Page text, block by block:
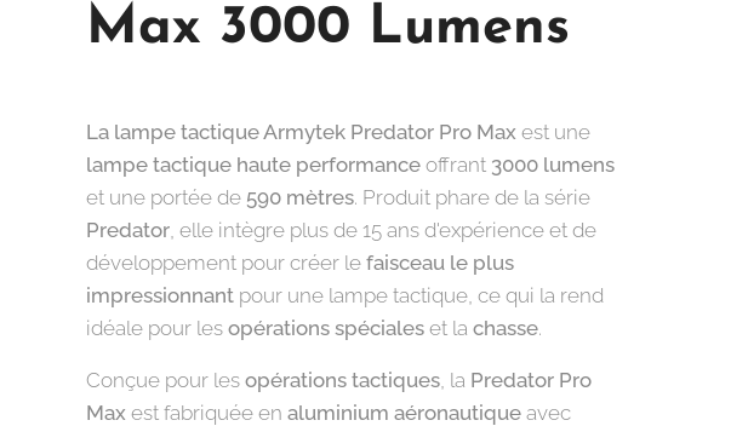
Max 3000 Lumens
La lampe tactique Armytek Predator Pro Max est une
lampe tactique haute performance offrant 3000 lumens
et une portée de 590 mètres. Produit phare de la série
Predator, elle intègre plus de 15 ans d'expérience et de
développement pour créer le faisceau le plus
impressionnant pour une lampe tactique, ce qui la rend
idéale pour les opérations spéciales et la chasse.
Conçue pour les opérations tactiques, la Predator Pro
Max est fabriquée en aluminium aéronautique avec